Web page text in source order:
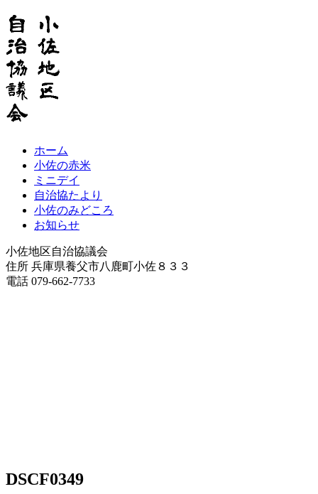
ホーム
小佐の赤米
ミニデイ
自治協たより
小佐のみどころ
お知らせ
小佐地区自治協議会
住所 兵庫県養父市八鹿町小佐８３３
電話 079-662-7733
DSCF0349